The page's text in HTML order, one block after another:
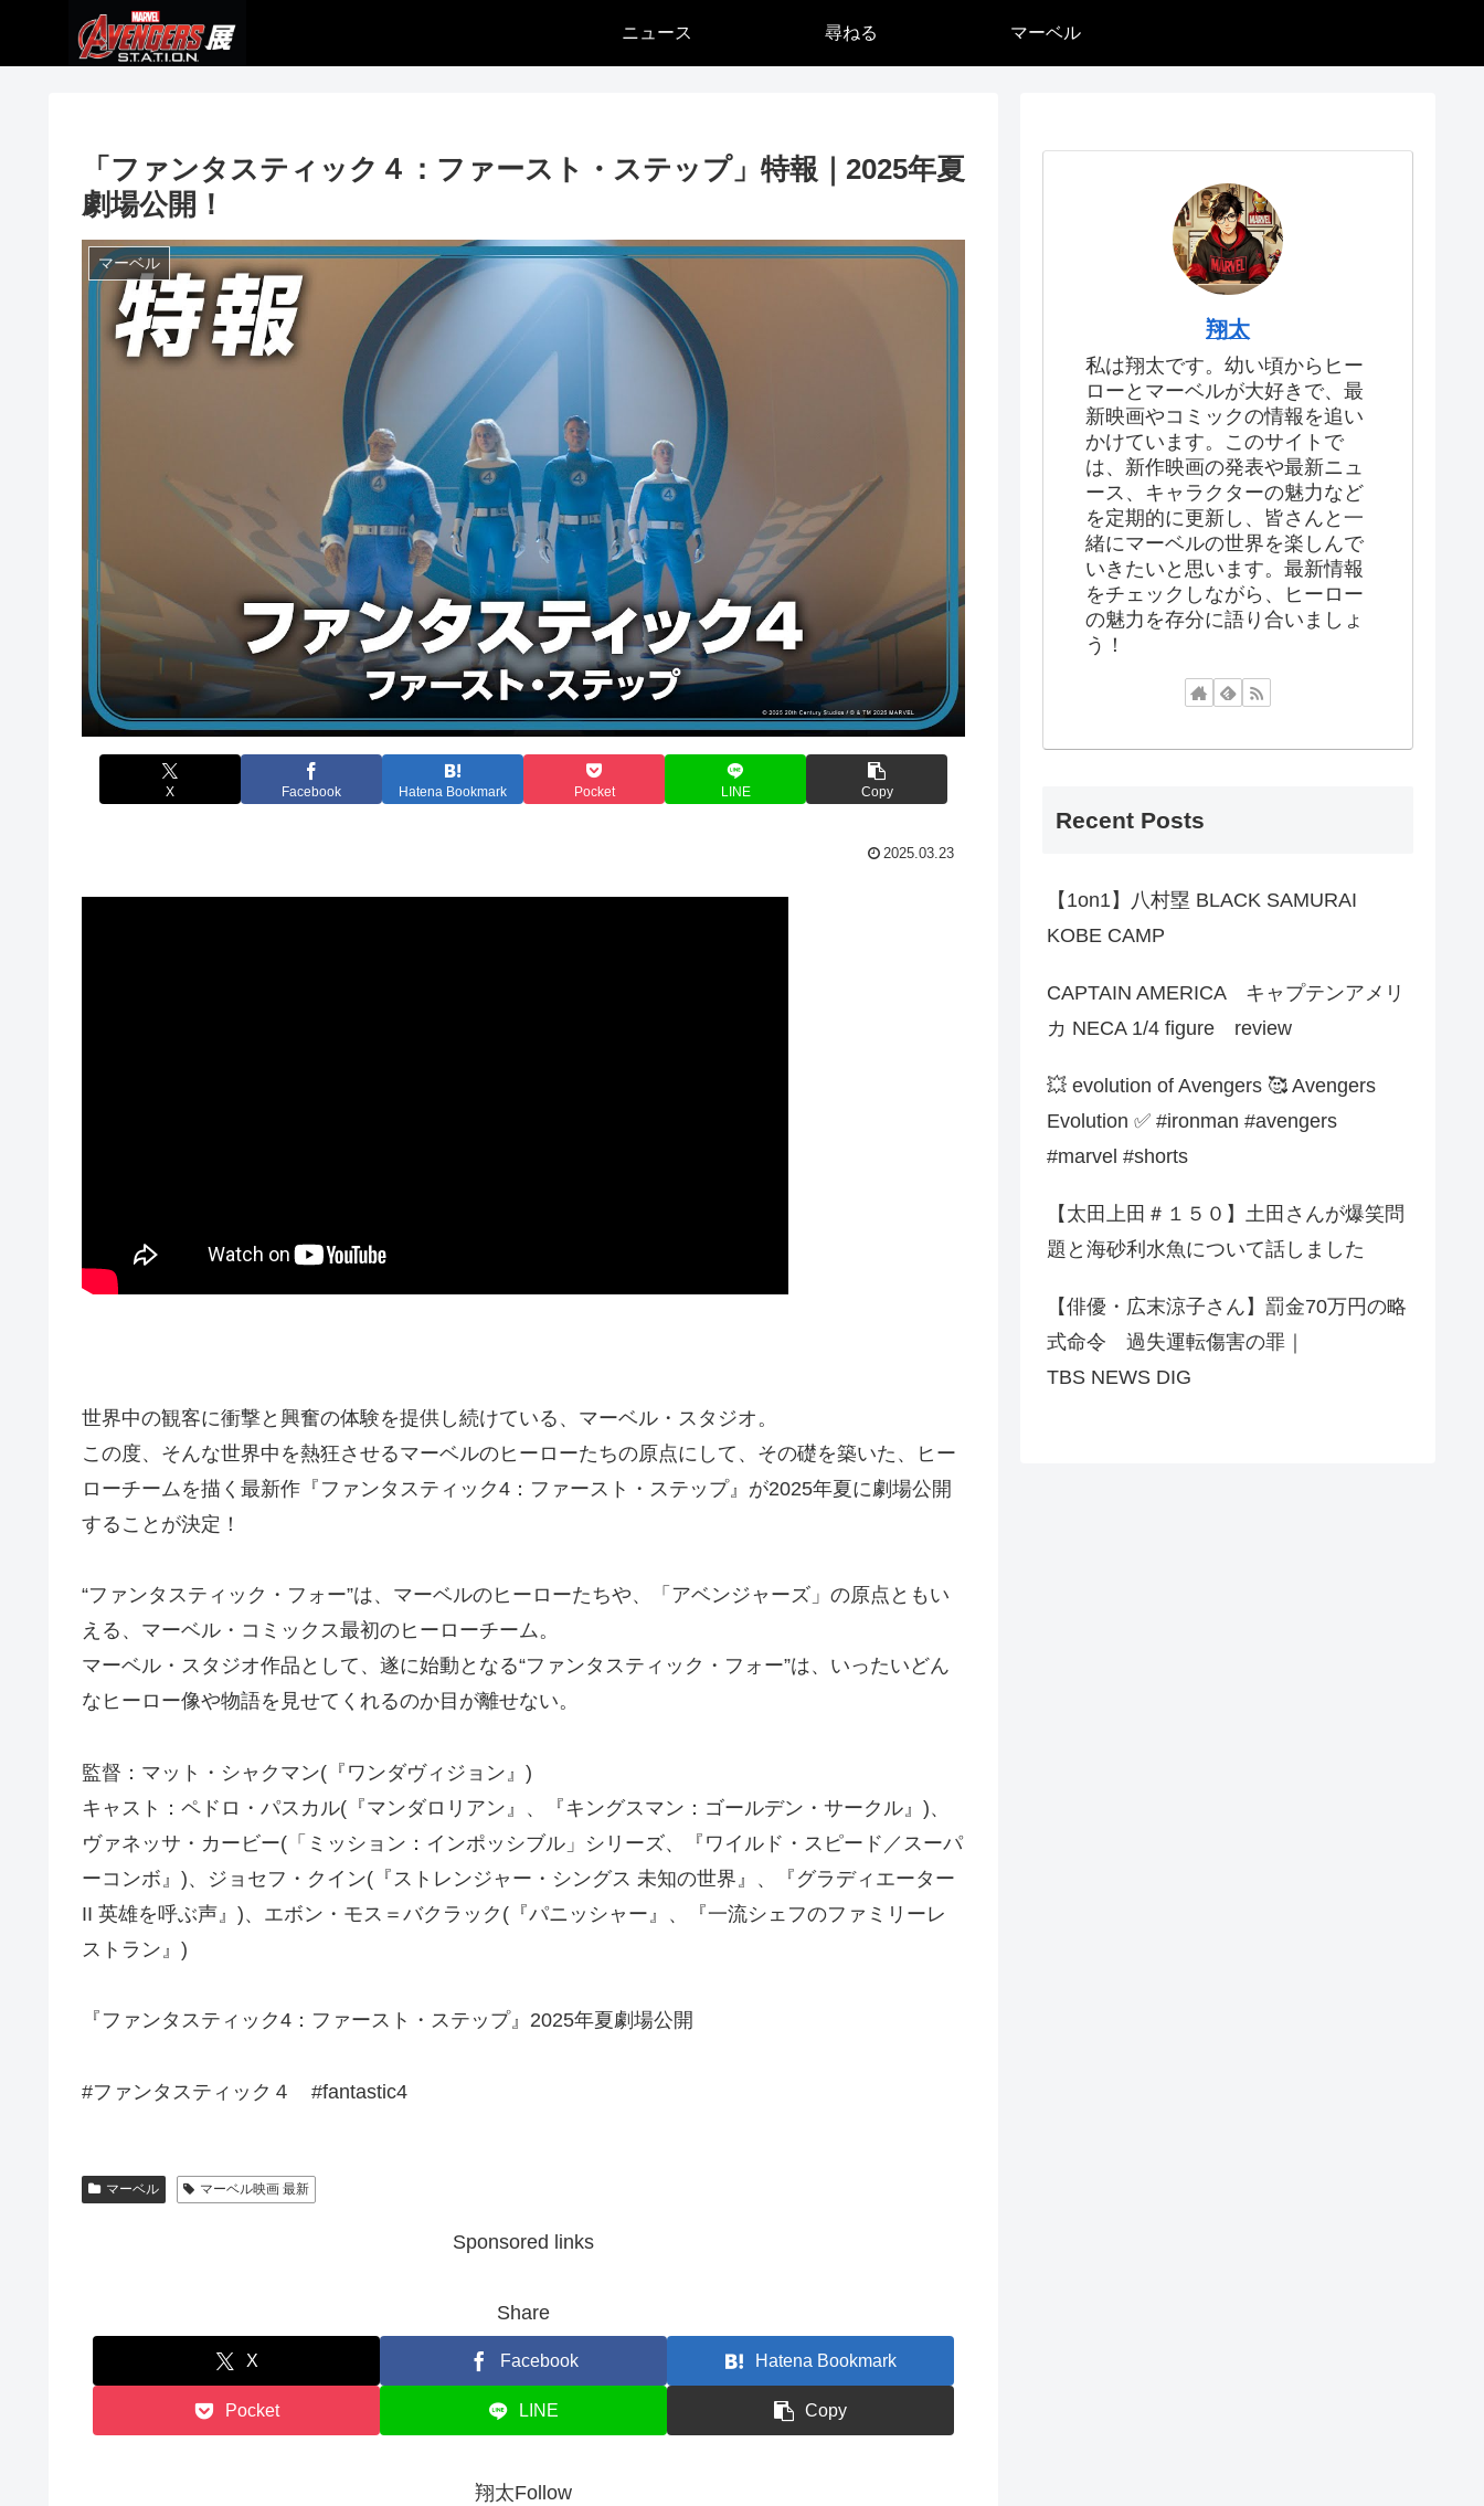
ニュース 尋ねる マーベル
「ファンタスティック４：ファースト・ステップ」特報｜2025年夏
劇場公開！
マーベル
X Facebook Hatena Bookmark Pocket LINE Copy
2025.03.23
世界中の観客に衝撃と興奮の体験を提供し続けている、マーベル・スタジオ。
この度、そんな世界中を熱狂させるマーベルのヒーローたちの原点にして、その礎を築いた、ヒー
ローチームを描く最新作『ファンタスティック4：ファースト・ステップ』が2025年夏に劇場公開
することが決定！
“ファンタスティック・フォー”は、マーベルのヒーローたちや、「アベンジャーズ」の原点ともい
える、マーベル・コミックス最初のヒーローチーム。
マーベル・スタジオ作品として、遂に始動となる“ファンタスティック・フォー”は、いったいどん
なヒーロー像や物語を見せてくれるのか目が離せない。
監督：マット・シャクマン(『ワンダヴィジョン』)
キャスト：ペドロ・パスカル(『マンダロリアン』、『キングスマン：ゴールデン・サークル』)、
ヴァネッサ・カービー(「ミッション：インポッシブル」シリーズ、『ワイルド・スピード／スーパ
ーコンボ』)、ジョセフ・クイン(『ストレンジャー・シングス 未知の世界』、『グラディエーター
II 英雄を呼ぶ声』)、エボン・モス＝バクラック(『パニッシャー』、『一流シェフのファミリーレ
ストラン』)
『ファンタスティック4：ファースト・ステップ』2025年夏劇場公開
#ファンタスティック４ #fantastic4
マーベル マーベル映画 最新
Sponsored links
Share
X Facebook Hatena Bookmark
Pocket LINE Copy
翔太Follow
翔太
私は翔太です。幼い頃からヒー
ローとマーベルが大好きで、最
新映画やコミックの情報を追い
かけています。このサイトで
は、新作映画の発表や最新ニュ
ース、キャラクターの魅力など
を定期的に更新し、皆さんと一
緒にマーベルの世界を楽しんで
いきたいと思います。最新情報
をチェックしながら、ヒーロー
の魅力を存分に語り合いましょ
う！
Recent Posts
【1on1】八村塁 BLACK SAMURAI
KOBE CAMP
CAPTAIN AMERICA キャプテンアメリ
カ NECA 1/4 figure review
💥 evolution of Avengers 🥰 Avengers
Evolution ✅️ #ironman #avengers
#marvel #shorts
【太田上田＃１５０】土田さんが爆笑問
題と海砂利水魚について話しました
【俳優・広末涼子さん】罰金70万円の略
式命令 過失運転傷害の罪｜
TBS NEWS DIG